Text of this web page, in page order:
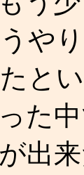
や
と
た
出